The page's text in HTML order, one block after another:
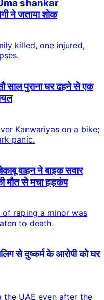
Uma shankar
ने जताया शोक
पुराना घर ढहने से एक
वाहन ने बाइक सवार
मौत से मचा हड़कंप
से दुष्कर्म के आरोपी को घर